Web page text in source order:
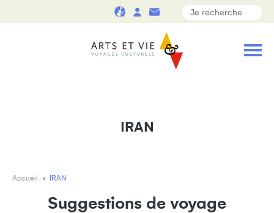
IRAN
Accueil IRAN
Suggestions de voyage